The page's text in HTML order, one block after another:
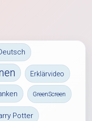
Erklärvideo
GreenScreen
Potter